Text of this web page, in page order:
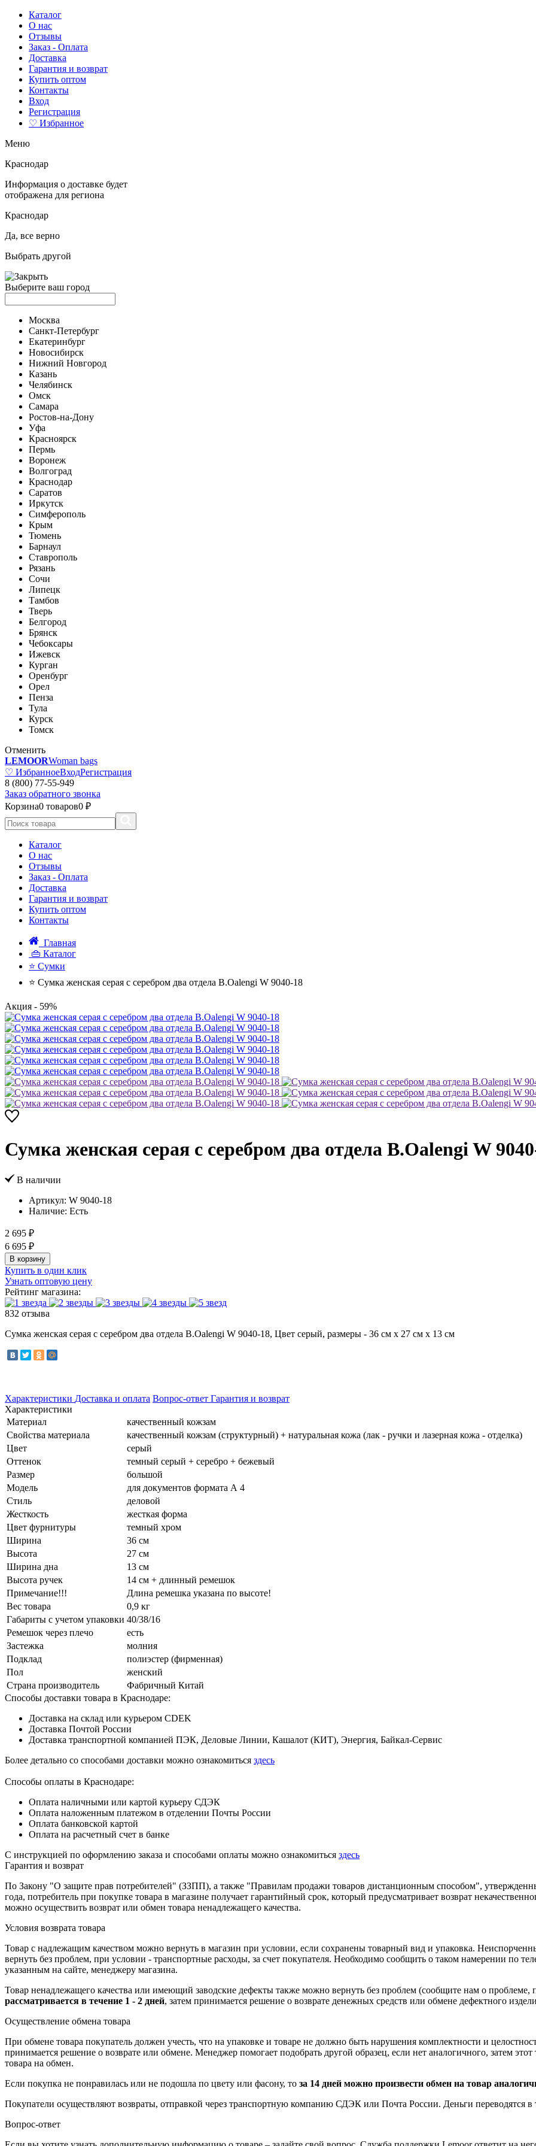
Каталог
О нас
Отзывы
Заказ - Оплата
Доставка
Гарантия и возврат
Купить оптом
Контакты
Вход
Регистрация
♡ Избранное
Меню
Краснодар
Информация о доставке будет
отображена для региона
Краснодар
Да, все верно
Выбрать другой
Выберите ваш город
Москва
Санкт-Петербург
Екатеринбург
Новосибирск
Нижний Новгород
Казань
Челябинск
Омск
Самара
Ростов-на-Дону
Уфа
Красноярск
Пермь
Воронеж
Волгоград
Краснодар
Саратов
Иркутск
Симферополь
Крым
Тюмень
Барнаул
Ставрополь
Рязань
Сочи
Липецк
Тамбов
Тверь
Белгород
Брянск
Чебоксары
Ижевск
Курган
Оренбург
Орел
Пенза
Тула
Курск
Томск
Отменить
LEMOORWoman bags
♡ ИзбранноеВходРегистрация
8 (800) 77-55-949
Заказ обратного звонка
Корзина0 товаров0 ₽
Каталог
О нас
Отзывы
Заказ - Оплата
Доставка
Гарантия и возврат
Купить оптом
Контакты
Главная
👜 Каталог
⭐ Сумки
⭐ Сумка женская серая с серебром два отдела B.Oalengi W 9040-18
Акция - 59%
Сумка женская серая с серебром два отдела B.Oalengi W
В наличии
Артикул: W 9040-18
Наличие: Есть
2 695 ₽
6 695 ₽
В корзину
Купить в один клик
Узнать оптовую цену
Рейтинг магазина:
832 отзыва
Сумка женская серая с серебром два отдела B.Oalengi W 9040-18, Цвет серый, размеры - 36 см x 27 см x 13 см
Характеристики Доставка и оплата Вопрос-ответ Гарантия и возврат
Характеристики
Материал
качественный кожзам
Свойства материала
качественный кожзам (структурный) + натуральная кожа (лак - ручки и лазерная кожа - отделка)
Цвет
серый
Оттенок
темный серый + серебро + бежевый
Размер
большой
Модель
для документов формата А 4
Стиль
деловой
Жесткость
жесткая форма
Цвет фурнитуры
темный хром
Ширина
36 см
Высота
27 см
Ширина дна
13 см
Высота ручек
14 см + длинный ремешок
Примечание!!!
Длина ремешка указана по высоте!
Вес товара
0,9 кг
Габариты с учетом упаковки 40/38/16
Ремешок через плечо
есть
Застежка
молния
Подклад
полиэстер (фирменная)
Пол
женский
Страна производитель
Фабричный Китай
Способы доставки товара в Краснодаре:
Доставка на склад или курьером CDEK
Доставка Почтой России
Доставка транспортной компанией ПЭК, Деловые Линии, Кашалот (КИТ), Энергия, Байкал-Сервис
Более детально со способами доставки можно ознакомиться здесь
Способы оплаты в Краснодаре:
Оплата наличными или картой курьеру СДЭК
Оплата наложенным платежом в отделении Почты России
Оплата банковской картой
Оплата на расчетный счет в банке
С инструкцией по оформлению заказа и способами оплаты можно ознакомиться здесь
Гарантия и возврат
По Закону "О защите прав потребителей" (ЗЗПП), а также "Правилам продажи товаров дистанционным способом",
года, потребитель при покупке товара в магазине получает гарантийный срок, который предусматривает возврат
можно осуществить возврат или обмен товара ненадлежащего качества.
Условия возврата товара
Товар с надлежащим качеством можно вернуть в магазин при условии, если сохранены товарный вид и упаковка.
вернуть без проблем, при условии - транспортные расходы, за счет покупателя. Необходимо сообщить о таком намерении по
указанным на сайте, менеджеру магазина.
Товар ненадлежащего качества или имеющий заводские дефекты также можно вернуть без проблем (сообщите нам о
рассматривается в течение 1 - 2 дней, затем принимается решение о возврате денежных средств или обмене дефектного
Осуществление обмена товара
При обмене товара покупатель должен учесть, что на упаковке и товаре не должно быть нарушения комплектности и
принимается решение о возврате или обмене. Менеджер помогает подобрать другой образец, если нет аналогичного, затем
товара на обмен.
Если покупка не понравилась или не подошла по цвету или фасону, то за 14 дней можно произвести обмен на товар
Покупатели осуществляют возвраты, отправкой через транспортную компанию СДЭК или Почта России. Деньги переводятся в
Вопрос-ответ